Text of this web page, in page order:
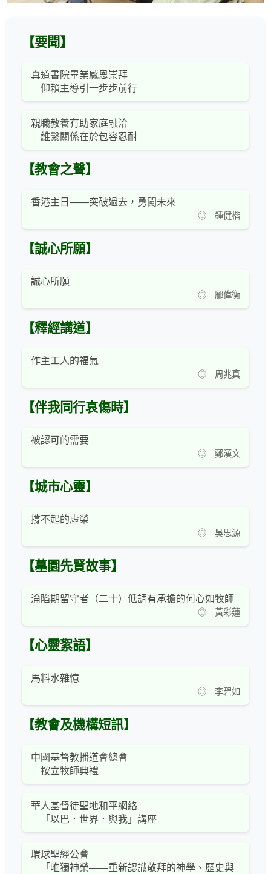
【要聞】
真道書院畢業感恩崇拜
仰賴主導引一步步前行
親職教養有助家庭融洽
維繫關係在於包容忍耐
【教會之聲】
香港主日——突破過去，勇闖未來
◎ 鍾健楷
【誠心所願】
誠心所願
◎ 鄺偉衡
【釋經講道】
作主工人的福氣
◎ 周兆真
【伴我同行哀傷時】
被認可的需要
◎ 鄭漢文
【城市心靈】
撐不起的虛榮
◎ 吳思源
【墓園先賢故事】
淪陷期留守者（二十）低調有承擔的何心如牧師
◎ 黃彩蓮
【心靈絮語】
馬料水雜憶
◎ 李碧如
【教會及機構短訊】
中國基督教播道會總會
按立牧師典禮
華人基督徒聖地和平網絡
「以巴．世界．與我」講座
環球聖經公會
「唯獨神榮——重新認識敬拜的神學、歷史與